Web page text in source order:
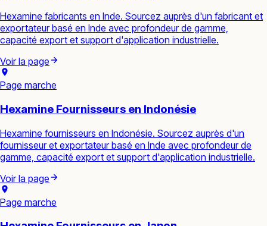
Hexamine fabricants en Inde. Sourcez auprès d'un fabricant et
exportateur basé en Inde avec profondeur de gamme,
capacité export et support d'application industrielle.
Voir la page
Page marche
Hexamine Fournisseurs en Indonésie
Hexamine fournisseurs en Indonésie. Sourcez auprès d'un
fournisseur et exportateur basé en Inde avec profondeur de
gamme, capacité export et support d'application industrielle.
Voir la page
Page marche